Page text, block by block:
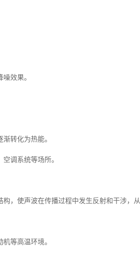
效果。
转化为热能。
调系统等场所。
，使声波在传播过程中发生反射和干涉，
等高温环境。